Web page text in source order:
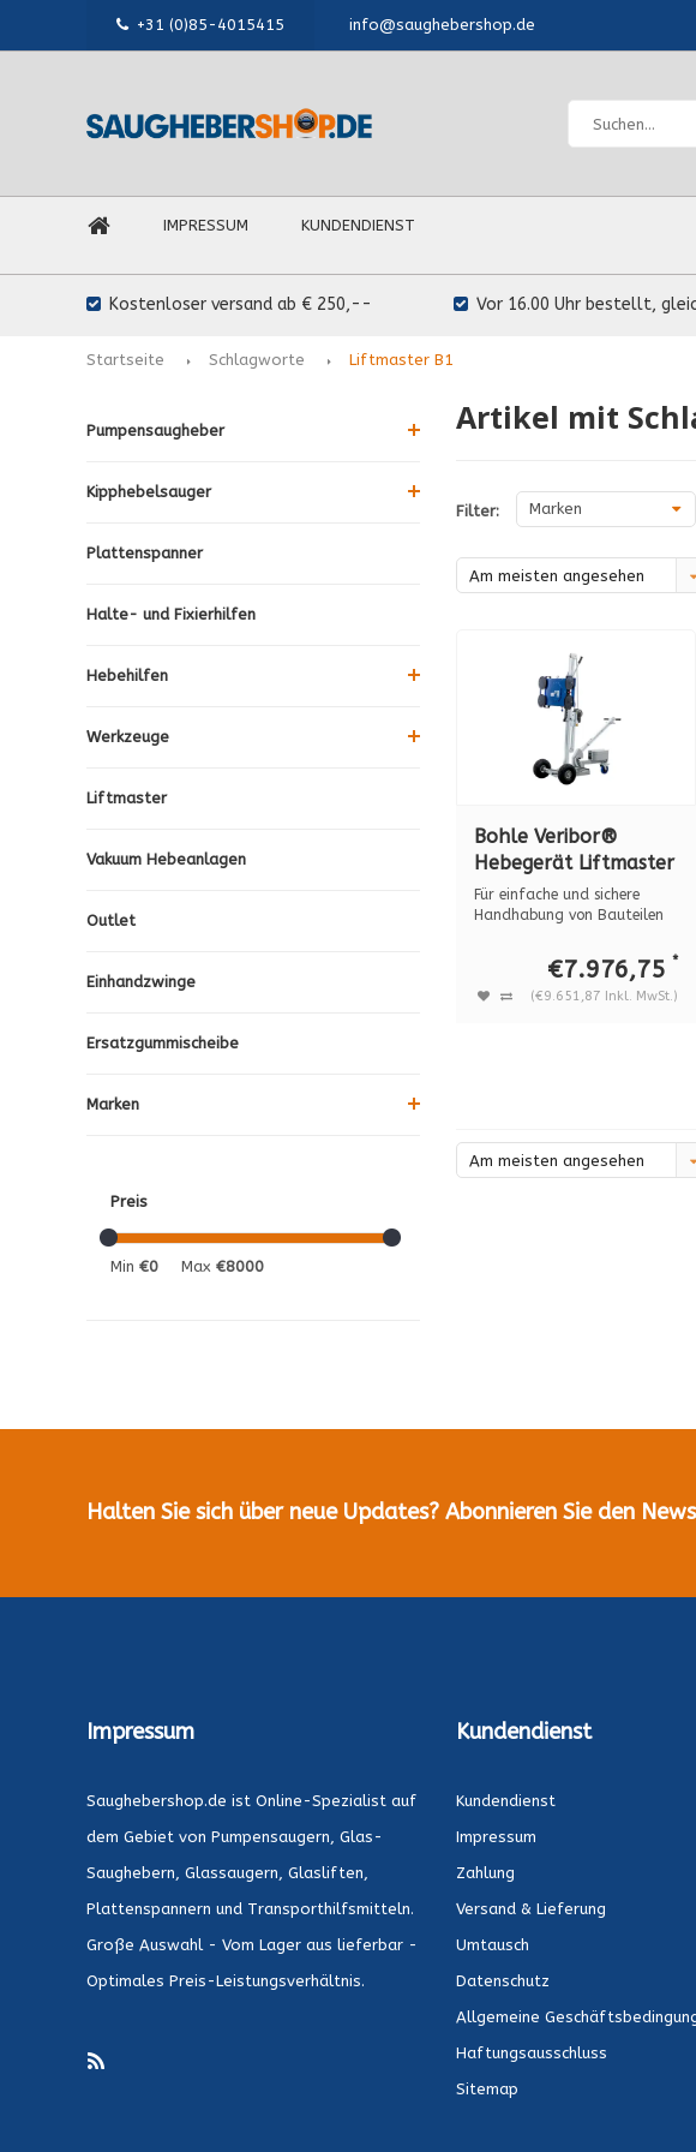
+31 (0)85-4015415 info@saughebershop.de
IMPRESSUM KUNDENDIENST
Kostenloser versand ab € 250,-- Vor 16.00 Uhr bestellt,
Startseite Schlagworte Liftmaster B1
Pumpensaugheber
Kipphebelsauger
Plattenspanner
Halte- und Fixierhilfen
Hebehilfen
Werkzeuge
Liftmaster
Vakuum Hebeanlagen
Outlet
Einhandzwinge
Ersatzgummischeibe
Marken
Preis
Min €0 Max €8000
Artikel mit
Filter: Marken
Am meisten angesehen
Bohle Veribor®
Hebegerät Liftmaster
B1. B 88.25
Für einfache und sichere
Handhabung von Bauteilen
€7.976,75 *
(€9.651,87 Inkl. MwSt.)
Am meisten angesehen
Halten Sie sich über neue Updates? Abonnieren Sie den
Impressum
Saughebershop.de ist Online-Spezialist auf
dem Gebiet von Pumpensaugern, Glas-
Saughebern, Glassaugern, Glasliften,
Plattenspannern und Transporthilfsmitteln.
Große Auswahl - Vom Lager aus lieferbar -
Optimales Preis-Leistungsverhältnis.
Kundendienst
Kundendienst
Impressum
Zahlung
Versand & Lieferung
Umtausch
Datenschutz
Allgemeine
Haftungsausschluss
Sitemap